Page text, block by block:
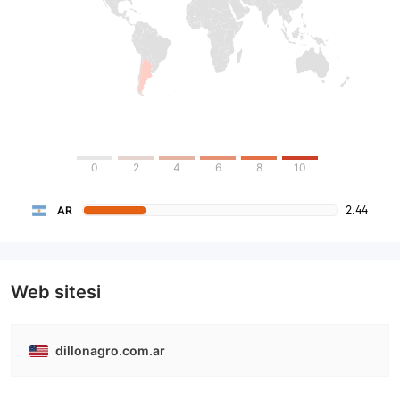
0 2 4 6 8 10
AR 2.44
Web sitesi
dillonagro.com.ar